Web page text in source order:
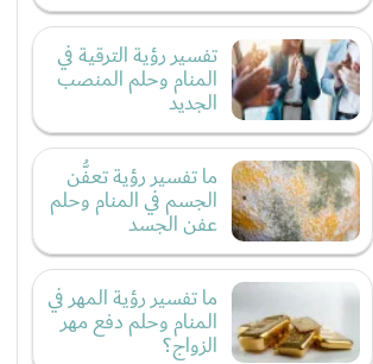
تفسير رؤية الترقية في
المنام وحلم المنصب
الجديد
ما تفسير رؤية تعفُّن
الجسم في المنام وحلم
عفن الجسد
ما تفسير رؤية المهر في
المنام وحلم دفع مهر
الزواج؟